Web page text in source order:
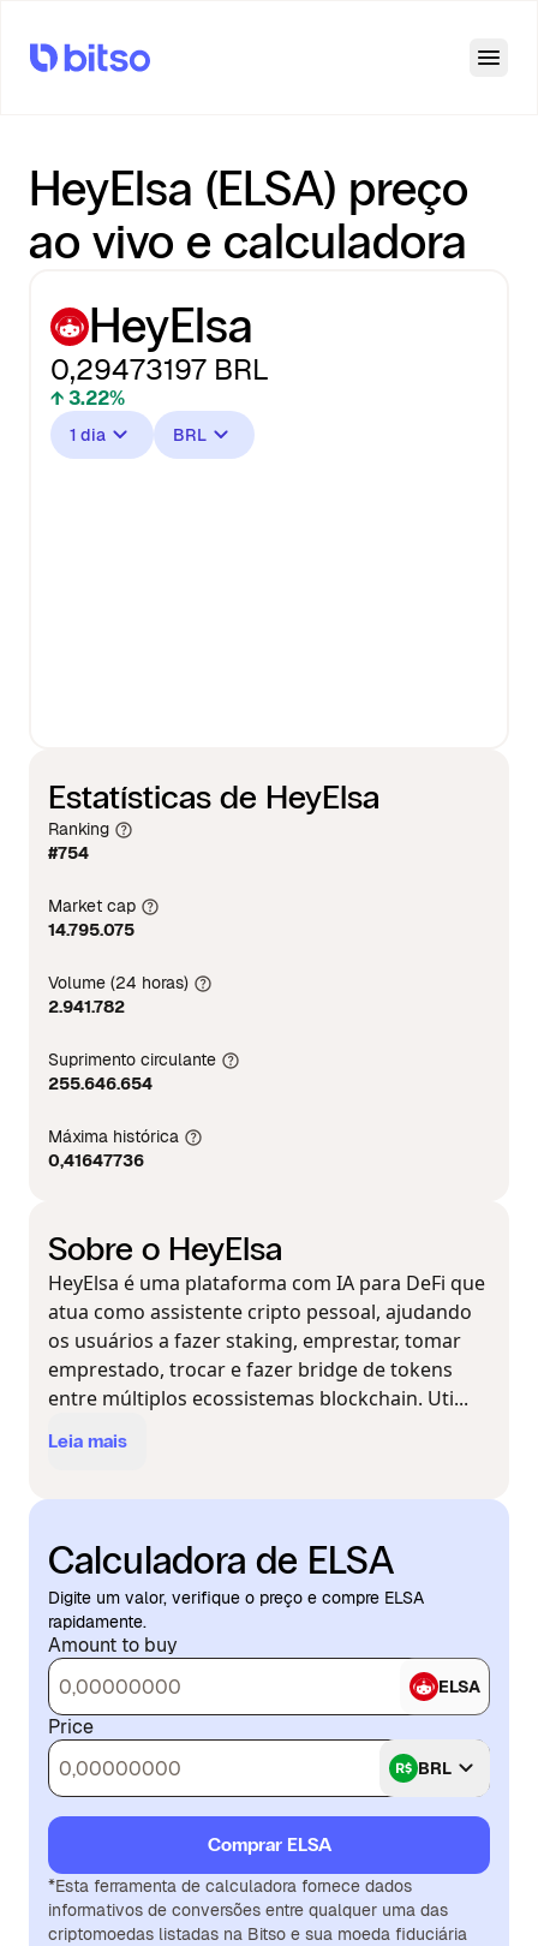
HeyElsa (ELSA) preço
ao vivo e calculadora
HeyElsa
0,29473197 BRL
↑ 3.22%
1 dia BRL
Estatísticas de HeyElsa
Ranking
#754
Market cap
14.795.075
Volume (24 horas)
2.941.782
Suprimento circulante
255.646.654
Máxima histórica
0,41647736
Sobre o HeyElsa
HeyElsa é uma plataforma com IA para DeFi que
atua como assistente cripto pessoal, ajudando
os usuários a fazer staking, emprestar, tomar
emprestado, trocar e fazer bridge de tokens
entre múltiplos ecossistemas blockchain. Uti...
Leia mais
Calculadora de ELSA
Digite um valor, verifique o preço e compre ELSA
rapidamente.
Amount to buy
ELSA
Price
BRL
Comprar ELSA
*Esta ferramenta de calculadora fornece dados
informativos de conversões entre qualquer uma das
criptomoedas listadas na Bitso e sua moeda fiduciária